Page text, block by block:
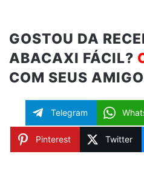
GOSTOU DA
ABACAXI FÁCIL?
COM SEUS
Telegram
Pinterest Twitter